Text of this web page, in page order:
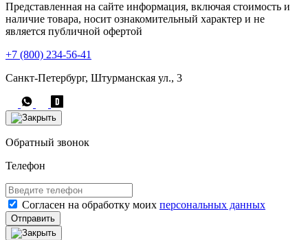
Представленная на сайте информация, включая стоимость и
наличие товара, носит ознакомительный характер и не
является публичной офертой
+7 (800) 234-56-41
Санкт-Петербург, Штурманская ул., 3
Обратный звонок
Телефон
Согласен на обработку моих персональных данных
Отправить